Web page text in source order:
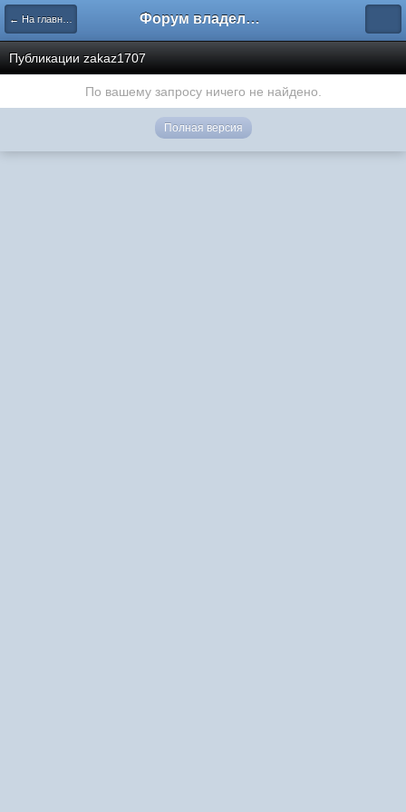
← На главную Форум владельцев интернет-магазинов
Публикации zakaz1707
По вашему запросу ничего не найдено.
Полная версия